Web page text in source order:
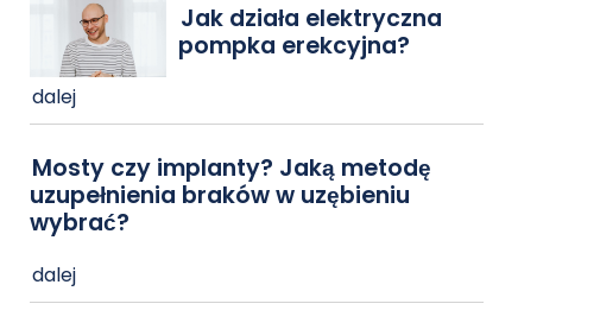
Jak działa elektryczna
pompka erekcyjna?
dalej
Mosty czy implanty? Jaką metodę
uzupełnienia braków w uzębieniu
wybrać?
dalej